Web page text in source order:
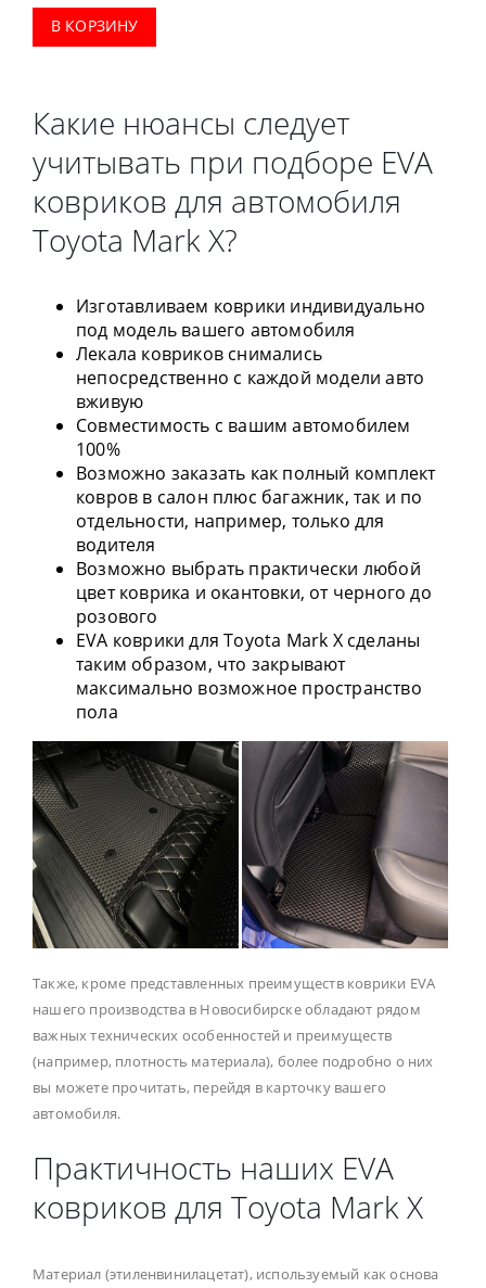
В КОРЗИНУ
Какие нюансы следует
учитывать при подборе EVA
ковриков для автомобиля
Toyota Mark X?
Изготавливаем коврики индивидуально
под модель вашего автомобиля
Лекала ковриков снимались
непосредственно с каждой модели авто
вживую
Совместимость с вашим автомобилем
100%
Возможно заказать как полный комплект
ковров в салон плюс багажник, так и по
отдельности, например, только для
водителя
Возможно выбрать практически любой
цвет коврика и окантовки, от черного до
розового
EVA коврики для Toyota Mark X сделаны
таким образом, что закрывают
максимально возможное пространство
пола
Также, кроме представленных преимуществ коврики EVA
нашего производства в Новосибирске обладают рядом
важных технических особенностей и преимуществ
(например, плотность материала), более подробно о них
вы можете прочитать, перейдя в карточку вашего
автомобиля.
Практичность наших EVA
ковриков для Toyota Mark X
Материал (этиленвинилацетат), используемый как основа